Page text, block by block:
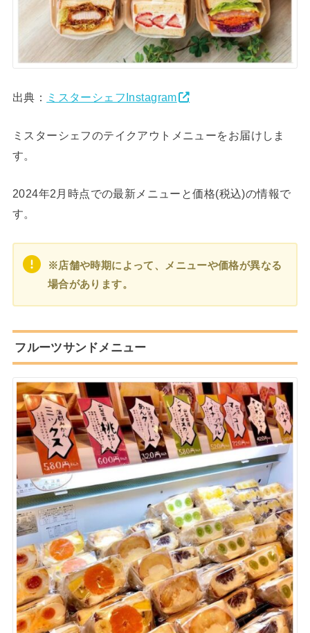
出典： ミスターシェフInstagram
ミスターシェフのテイクアウトメニューをお届けしま
す。
2024年2月時点での最新メニューと価格(税込)の情報で
す。
※店舗や時期によって、メニューや価格が異なる
場合があります。
フルーツサンドメニュー